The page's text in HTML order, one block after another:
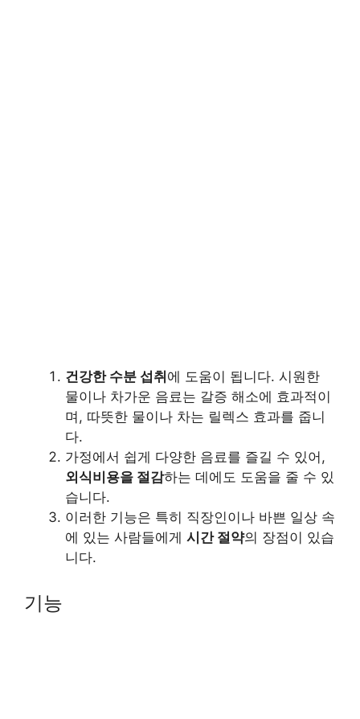
건강한 수분 섭취 에 도움이 됩니다. 시원한
물이나 차가운 음료는 갈증 해소에 효과적이
며, 따뜻한 물이나 차는 릴렉스 효과를 줍니
다.
가정에서 쉽게 다양한 음료를 즐길 수 있어,
외식비용을 절감하는 데에도 도움을 줄 수 있
습니다.
이러한 기능은 특히 직장인이나 바쁜 일상 속
에 있는 사람들에게 시간 절약의 장점이 있습
니다.
기능